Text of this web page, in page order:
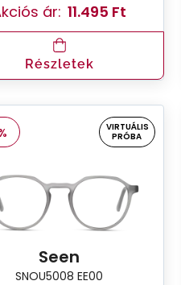
ár: 11.495 Ft
Részletek
VIRTUÁLIS
PRÓBA
Seen
SNOU5008 EE00